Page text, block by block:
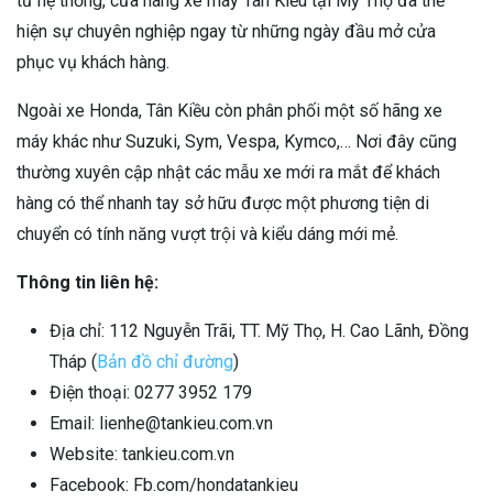
hiện sự chuyên nghiệp ngay từ những ngày đầu mở cửa
phục vụ khách hàng.
Ngoài xe Honda, Tân Kiều còn phân phối một số hãng xe
máy khác như Suzuki, Sym, Vespa, Kymco,… Nơi đây cũng
thường xuyên cập nhật các mẫu xe mới ra mắt để khách
hàng có thể nhanh tay sở hữu được một phương tiện di
chuyển có tính năng vượt trội và kiểu dáng mới mẻ.
Thông tin liên hệ:
Địa chỉ: 112 Nguyễn Trãi, TT. Mỹ Thọ, H. Cao Lãnh, Đồng
Tháp (Bản đồ chỉ đường)
Điện thoại: 0277 3952 179
Email: lienhe@tankieu.com.vn
Website: tankieu.com.vn
Facebook: Fb.com/hondatankieu